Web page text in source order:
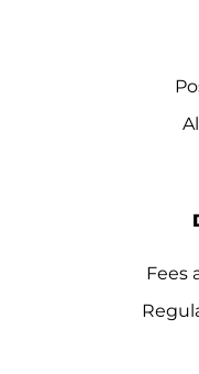
Fees